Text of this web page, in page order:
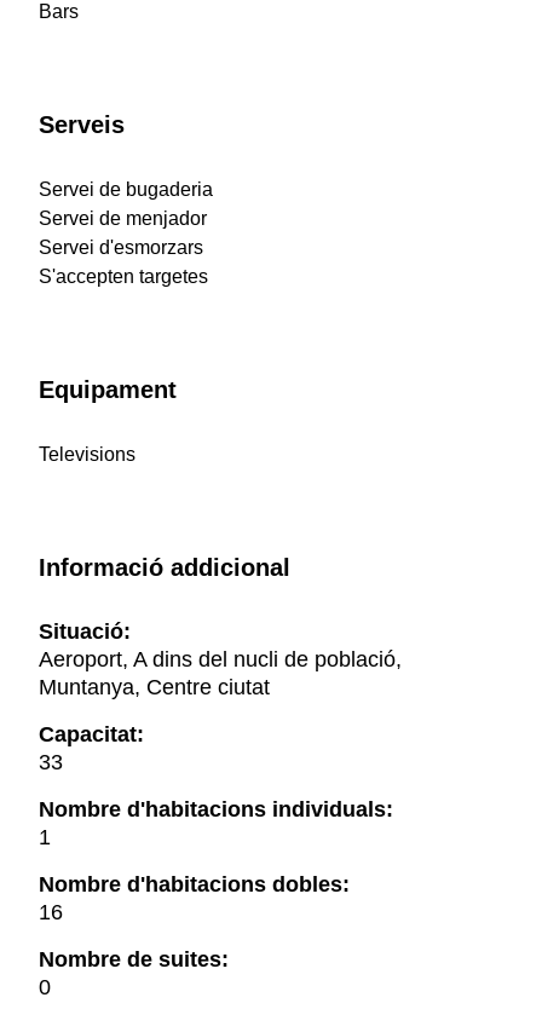
Bars
Serveis
Servei de bugaderia
Servei de menjador
Servei d'esmorzars
S'accepten targetes
Equipament
Televisions
Informació addicional
Situació:
Aeroport, A dins del nucli de població,
Muntanya, Centre ciutat
Capacitat:
33
Nombre d'habitacions individuals:
1
Nombre d'habitacions dobles:
16
Nombre de suites:
0